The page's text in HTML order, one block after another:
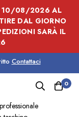
10/08/2026 AL
DAL GIORNO
SARÀ IL
Contattaci
0